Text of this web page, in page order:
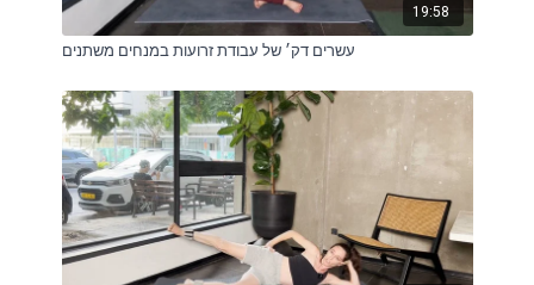
19:58
עשרים דק׳ של עבודת זרועות במנחים משתנים